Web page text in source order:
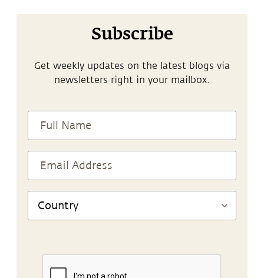
Subscribe
Get weekly updates on the latest blogs via
newsletters right in your mailbox.